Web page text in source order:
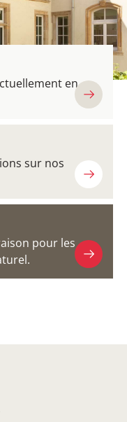
en
sur nos
pour les